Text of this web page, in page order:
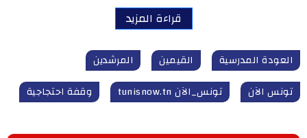
قراءة المزيد
العودة المدرسية القيمين
المرشدين
تونس الآن
تونس_الآن tunisnow.tn وقفة احتجاجية